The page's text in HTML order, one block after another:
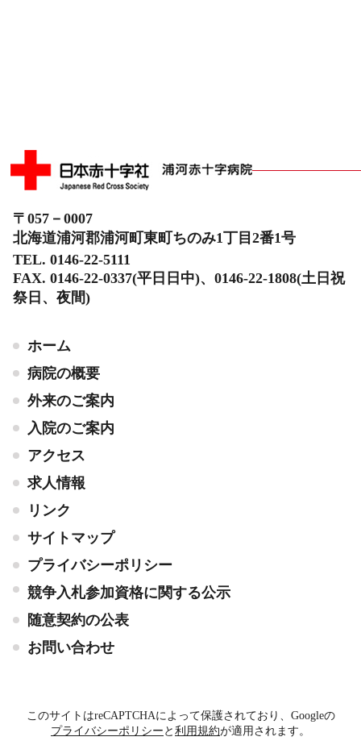
〒057－0007
北海道浦河郡浦河町東町ちのみ1丁目2番1号
TEL. 0146-22-5111
FAX. 0146-22-0337(平日日中)、0146-22-1808(土日祝
祭日、夜間)
ホーム
病院の概要
外来のご案内
入院のご案内
アクセス
求人情報
リンク
サイトマップ
プライバシーポリシー
競争入札参加資格に関する公示
随意契約の公表
お問い合わせ
このサイトはreCAPTCHAによって保護されており、Googleの
プライバシーポリシーと利用規約が適用されます。